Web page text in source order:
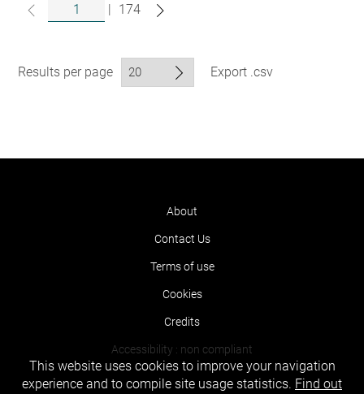
| 174
Results per page Export .csv
About
Contact Us
Terms of use
Cookies
Credits
Accessibility : non compliant
This website uses cookies to improve your navigation
experience and to compile site usage statistics. Find out